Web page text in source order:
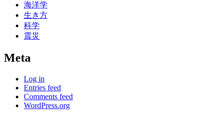
海洋学
生き方
科学
震災
Meta
Log in
Entries feed
Comments feed
WordPress.org